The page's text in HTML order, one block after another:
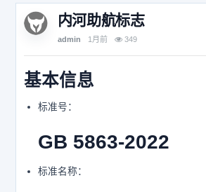
内河助航标志
admin 1月前 349
基本信息
标准号：
GB 5863-2022
标准名称：